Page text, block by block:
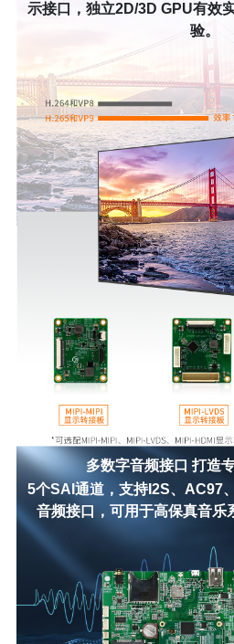
示接口，独立2D/3D GPU有效
验。
多数字音频接口 打造
5个SAI通道，支持I2S、AC97
音频接口，可用于高保真音乐